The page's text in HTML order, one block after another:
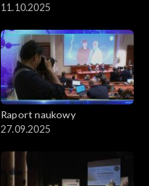
11.10.2025
Raport naukowy
27.09.2025